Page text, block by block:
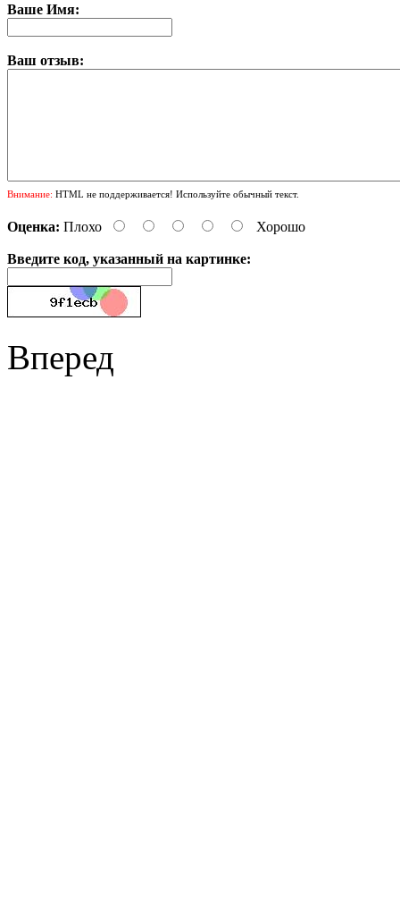
Ваше Имя:
Ваш отзыв:
Внимание: HTML не поддерживается! Используйте обычный текст.
Оценка: Плохо Хорошо
Введите код, указанный на картинке:
Вперед